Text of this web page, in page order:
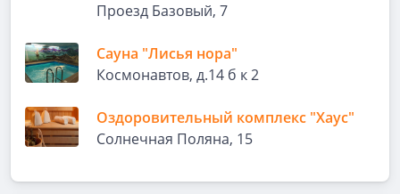
Проезд Базовый, 7
Сауна "Лисья нора"
Космонавтов, д.14 б к 2
Оздоровительный комплекс "Хаус"
Солнечная Поляна, 15